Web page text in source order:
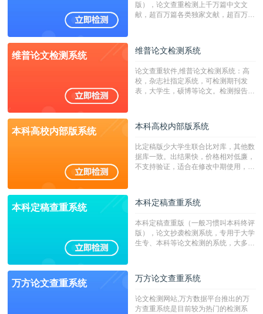
版），论文查重检测上千万篇中文文
献，超百万篇各类独家文献，超百万港
校用来检测硕博论文的系统，检测范围
广，数据来源真实，检测算法合理!本
字符数30万）
维普论文检测系统 维普论文检测系统
论文查重软件,维普论文检测系统：高
校，杂志社指定系统，可检测期刊发
表，大学生，硕博等论文。检测报告支
本科高校内部版系统 本科高校内部版系统
比定稿版少大学生联合比对库，其他数
据库一致。出结果快，价格相对低廉，
不支持验证，适合在修改中期使用，定
本科定稿查重系统 本科定稿查重系统
本科定稿查重版（一般习惯叫本科终评
版），论文抄袭检测系统，专用于大学
生专、本科等论文检测的系统，大多数
万方论文查重系统 万方论文查重系统
论文检测网站,万方数据平台推出的万
方查重系统是目前较为热门的检测系